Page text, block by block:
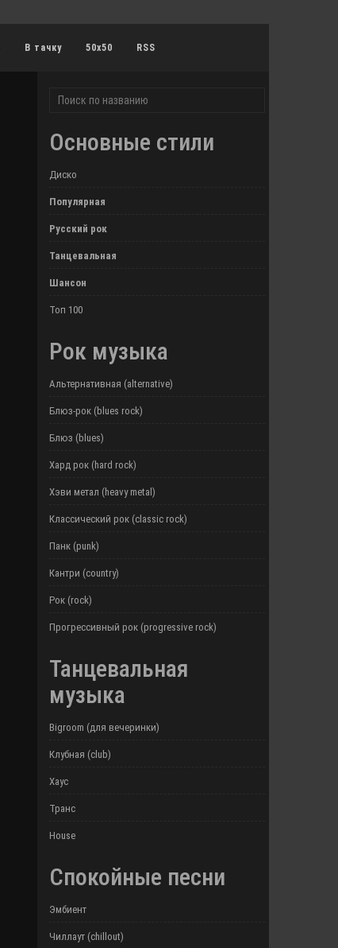
В тачку 50x50 RSS
Основные стили
Диско
Популярная
Русский рок
Танцевальная
Шансон
Топ 100
Рок музыка
Альтернативная (alternative)
Блюз-рок (blues rock)
Блюз (blues)
Хард рок (hard rock)
Хэви метал (heavy metal)
Классический рок (classic rock)
Панк (punk)
Кантри (country)
Рок (rock)
Прогрессивный рок (progressive rock)
Танцевальная
музыка
Bigroom (для вечеринки)
Клубная (club)
Хаус
Транс
House
Спокойные песни
Эмбиент
Чиллаут (chillout)